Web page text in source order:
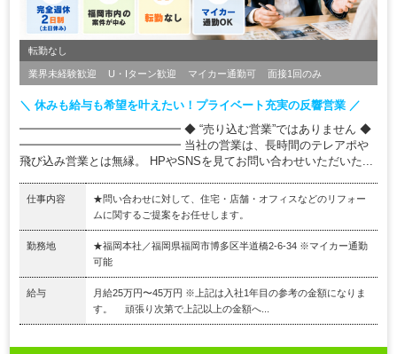
転勤なし
業界未経験歓迎 U・Iターン歓迎 マイカー通勤可 面接1回のみ
＼ 休みも給与も希望を叶えたい！プライベート充実の反響営業 ／
━━━━━━━━━━━━━━ ◆ “売り込む営業”ではありません ◆
━━━━━━━━━━━━━━ 当社の営業は、長時間のテレアポや
飛び込み営業とは無縁。 HPやSNSを見てお問い合わせいただいた...
仕事内容
★問い合わせに対して、住宅・店舗・オフィスなどのリフォー
ムに関するご提案をお任せします。
勤務地
★福岡本社／福岡県福岡市博多区半道橋2-6-34 ※マイカー通勤
可能
給与
月給25万円〜45万円 ※上記は入社1年目の参考の金額になりま
す。 頑張り次第で上記以上の金額へ...